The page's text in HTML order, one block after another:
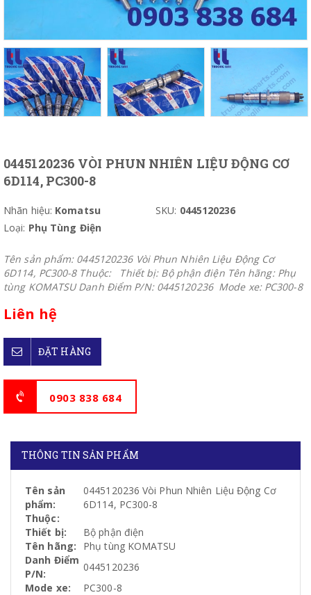
0445120236 VÒI PHUN NHIÊN LIỆU ĐỘNG CƠ
6D114, PC300-8
Nhãn hiệu: Komatsu SKU: 0445120236
Loại: Phụ Tùng Điện
Tên sản phẩm: 0445120236 Vòi Phun Nhiên Liệu Động Cơ
6D114, PC300-8 Thuộc: Thiết bị: Bộ phận điện Tên hãng: Phụ
tùng KOMATSU Danh Điểm P/N: 0445120236 Mode xe: PC300-8
Liên hệ
ĐẶT HÀNG
0903 838 684
THÔNG TIN SẢN PHẨM
Tên sản
phẩm:
0445120236 Vòi Phun Nhiên Liệu Động Cơ
6D114, PC300-8
Thuộc:
Thiết bị:
Bộ phận điện
Tên hãng:
Phụ tùng KOMATSU
Danh Điểm
P/N:
0445120236
Mode xe:
PC300-8